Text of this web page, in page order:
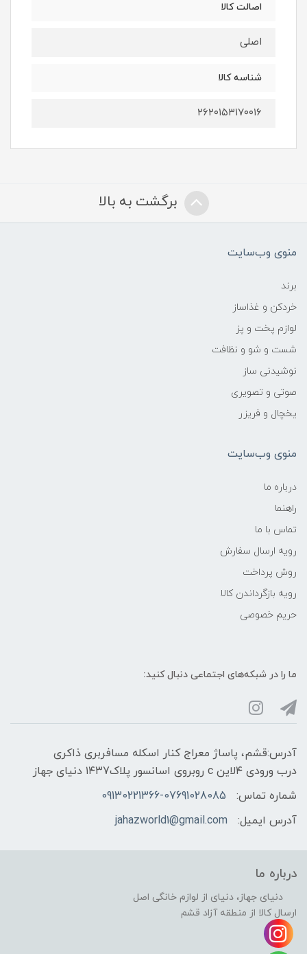
اصالت کالا
اصلی
شناسه کالا
۲۶۲۰۱۵۳۱۷۰۰۱۶
برگشت به بالا
منوی وب‌سایت
برند
خردکن و غذاساز
لوازم پخت و پز
شست و شو و نظافت
نوشیدنی ساز
صوتی و تصویری
یخچال و فریزر
منوی وب‌سایت
درباره ما
راهنما
تماس با ما
رویه ارسال سفارش
روش پرداخت
رویه‌ بازگرداندن کالا
حریم خصوصی
ما را در شبکه‌های اجتماعی دنبال کنید:
آدرس:قشم، پاساژ معراج کنار اسکله مسافربری ذاکری
درب ورودی ۴لاین c روبروی اسانسور پلاک۱۴۳7 دنیای جهاز
شماره تماس:
09130221366-07691028085
آدرس ایمیل:
jahazworld1@gmail.com
درباره ما
دنیای جهاز، دنیای از لوازم خانگی اصل
ارسال کالا از منطقه آزاد قشم